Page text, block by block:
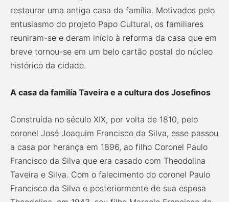
restaurar uma antiga casa da família. Motivados pelo
entusiasmo do projeto Papo Cultural, os familiares
reuniram-se e deram início à reforma da casa que em
breve tornou-se em um belo cartão postal do núcleo
histórico da cidade.
A casa da familía Taveira e a cultura dos Josefinos
Construída no século XIX, por volta de 1810, pelo
coronel José Joaquim Francisco da Silva, esse passou
a casa por herança em 1896, ao filho Coronel Paulo
Francisco da Silva que era casado com Theodolina
Taveira e Silva. Com o falecimento do coronel Paulo
Francisco da Silva e posteriormente de sua esposa